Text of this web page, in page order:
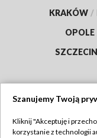
KRAKÓW /
OPOLE
SZCZECIN
Szanujemy Twoją
Kliknij "Akceptuję i
korzystanie z technologii